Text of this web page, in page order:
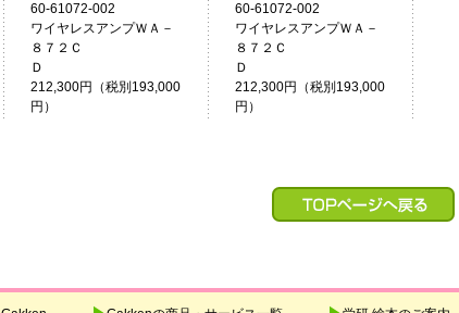
60-61072-002
ワイヤレスアンプＷＡ－
８７２Ｃ
Ｄ
212,300円（税別193,000
円）
60-61072-002
ワイヤレスアンプＷＡ－
８７２Ｃ
Ｄ
212,300円（税別193,000
円）